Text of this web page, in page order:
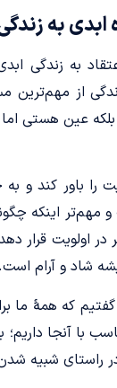
ابدی به
به زندگی
از مهم‌ترین
عین هستی‌
را باور کند و
اینکه
در اولویت قرار
شاد و آرام است.
که همۀ ما
با آنجا
راستای شبیه